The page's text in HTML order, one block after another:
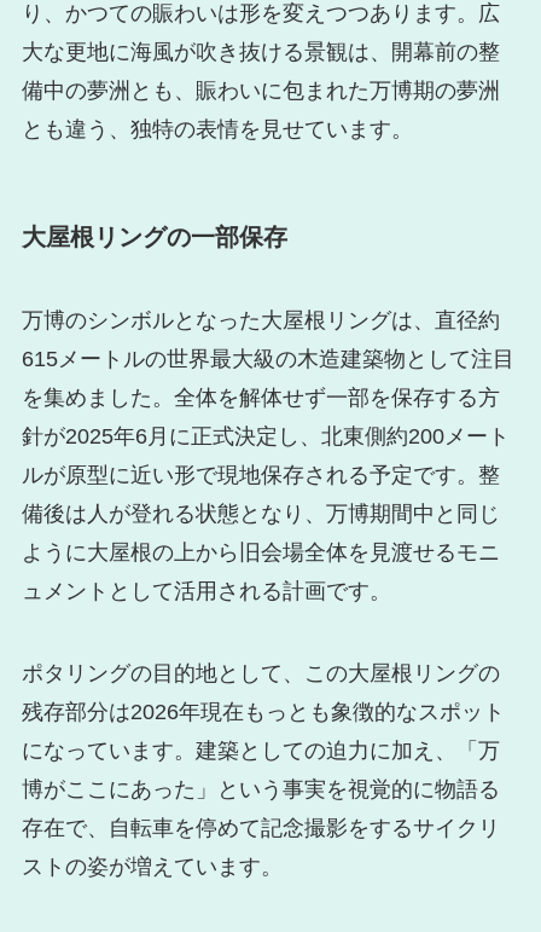
り、かつての賑わいは形を変えつつあります。広
大な更地に海風が吹き抜ける景観は、開幕前の整
備中の夢洲とも、賑わいに包まれた万博期の夢洲
とも違う、独特の表情を見せています。
大屋根リングの一部保存
万博のシンボルとなった大屋根リングは、直径約
615メートルの世界最大級の木造建築物として注目
を集めました。全体を解体せず一部を保存する方
針が2025年6月に正式決定し、北東側約200メート
ルが原型に近い形で現地保存される予定です。整
備後は人が登れる状態となり、万博期間中と同じ
ように大屋根の上から旧会場全体を見渡せるモニ
ュメントとして活用される計画です。
ポタリングの目的地として、この大屋根リングの
残存部分は2026年現在もっとも象徴的なスポット
になっています。建築としての迫力に加え、「万
博がここにあった」という事実を視覚的に物語る
存在で、自転車を停めて記念撮影をするサイクリ
ストの姿が増えています。